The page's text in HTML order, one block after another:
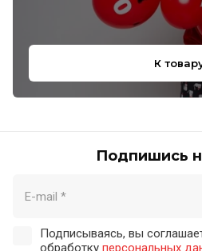
К
Подпишись
Подписываясь, вы
обработку персональных